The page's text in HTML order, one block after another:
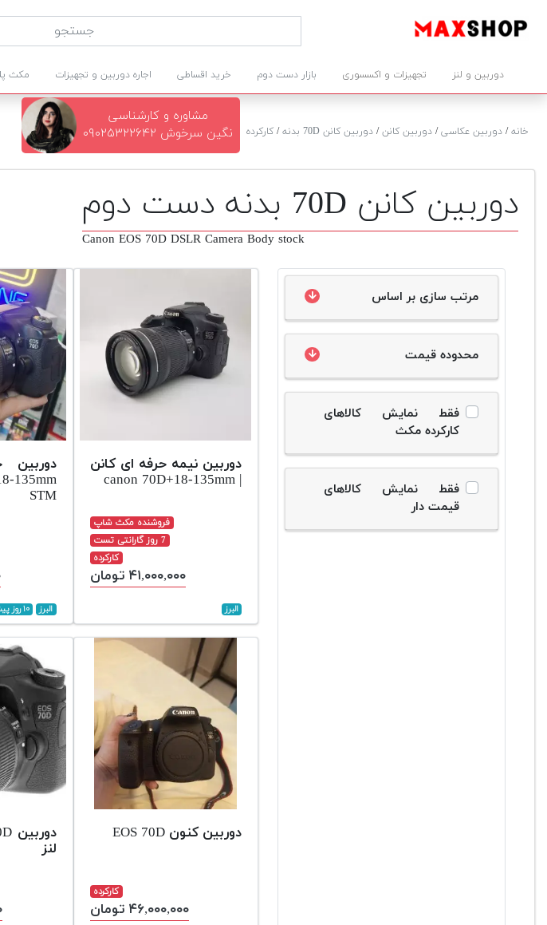
دوربین و لنز تجهیزات و اکسسوری بازار دست دوم خرید اقساطی اجاره دوربین و تجهیزات مکث
خانه/ دوربین عکاسی/ دوربین کانن/ دوربین کانن 70D بدنه / کارکرده
مشاوره و کارشناسی
نگین سرخوش ۰۹۰۲۵۳۲۲۶۴۲
دوربین کانن 70D بدنه دست دوم
Canon EOS 70D DSLR Camera Body stock
مرتب سازی بر اساس
محدوده قیمت
فقط نمایش کالاهای
کارکرده مکث
فقط نمایش کالاهای
قیمت دار
دوربین نیمه حرفه ای کانن
| canon 70D+18-135mm
فروشنده مکث شاپ
7 روز گارانتی تست
کارکرده
۴۱,۰۰۰,۰۰۰ تومان
البرز
دوربین
135mm
STM
البرز ۱۰ روز پیش
دوربین کنون EOS 70D
کارکرده
۴۶,۰۰۰,۰۰۰ تومان
لنز